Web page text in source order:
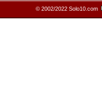
© 2002/2022 Solo10.com